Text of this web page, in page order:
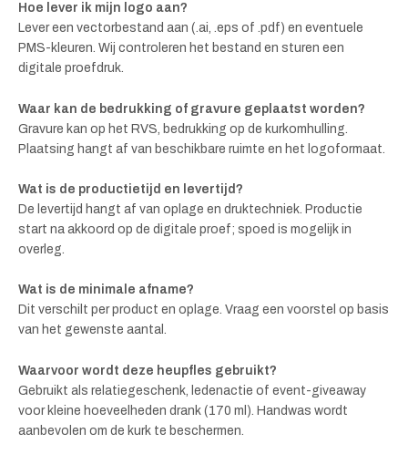
Hoe lever ik mijn logo aan?
Lever een vectorbestand aan (.ai, .eps of .pdf) en eventuele
PMS-kleuren. Wij controleren het bestand en sturen een
digitale proefdruk.
Waar kan de bedrukking of gravure geplaatst worden?
Gravure kan op het RVS, bedrukking op de kurkomhulling.
Plaatsing hangt af van beschikbare ruimte en het logoformaat.
Wat is de productietijd en levertijd?
De levertijd hangt af van oplage en druktechniek. Productie
start na akkoord op de digitale proef; spoed is mogelijk in
overleg.
Wat is de minimale afname?
Dit verschilt per product en oplage. Vraag een voorstel op basis
van het gewenste aantal.
Waarvoor wordt deze heupfles gebruikt?
Gebruikt als relatiegeschenk, ledenactie of event-giveaway
voor kleine hoeveelheden drank (170 ml). Handwas wordt
aanbevolen om de kurk te beschermen.